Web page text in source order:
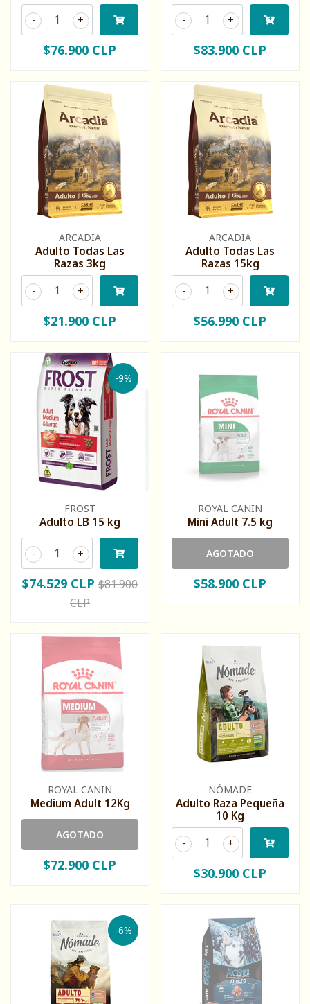
+
-
$76.900 CLP
+
-
$83.900 CLP
ARCADIA
Adulto Todas Las
Razas 3kg
+
-
$21.900 CLP
ARCADIA
Adulto Todas Las
Razas 15kg
+
-
$56.990 CLP
-9%
FROST
Adulto LB 15 kg
+
-
$74.529 CLP $81.900
CLP
ROYAL CANIN
Mini Adult 7.5 kg
AGOTADO
$58.900 CLP
ROYAL CANIN
Medium Adult 12Kg
AGOTADO
$72.900 CLP
NÓMADE
Adulto Raza Pequeña
10 Kg
+
-
$30.900 CLP
-6%